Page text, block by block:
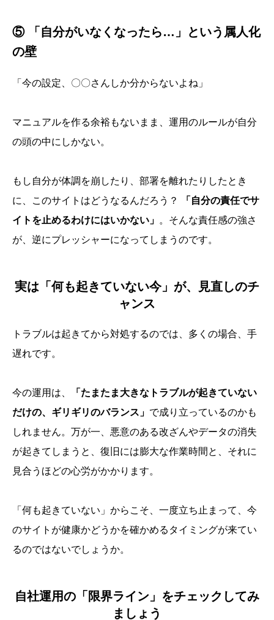
⑤ 「自分がいなくなったら…」という属人化
の壁
「今の設定、〇〇さんしか分からないよね」
マニュアルを作る余裕もないまま、運用のルールが自分
の頭の中にしかない。
もし自分が体調を崩したり、部署を離れたりしたとき
に、このサイトはどうなるんだろう？
「自分の責任でサ
イトを止めるわけにはいかない」 。そんな責任感の強さ
が、逆にプレッシャーになってしまうのです。
実は「何も起きていない今」が、見直しのチ
ャンス
トラブルは起きてから対処するのでは、多くの場合、手
遅れです。
今の運用は、
「たまたま大きなトラブルが起きていない
だけの、ギリギリのバランス」 で成り立っているのかも
しれません。万が一、悪意のある改ざんやデータの消失
が起きてしまうと、復旧には膨大な作業時間と、それに
見合うほどの心労がかかります。
「何も起きていない」からこそ、一度立ち止まって、今
のサイトが健康かどうかを確かめるタイミングが来てい
るのではないでしょうか。
自社運用の「限界ライン」をチェックしてみ
ましょう